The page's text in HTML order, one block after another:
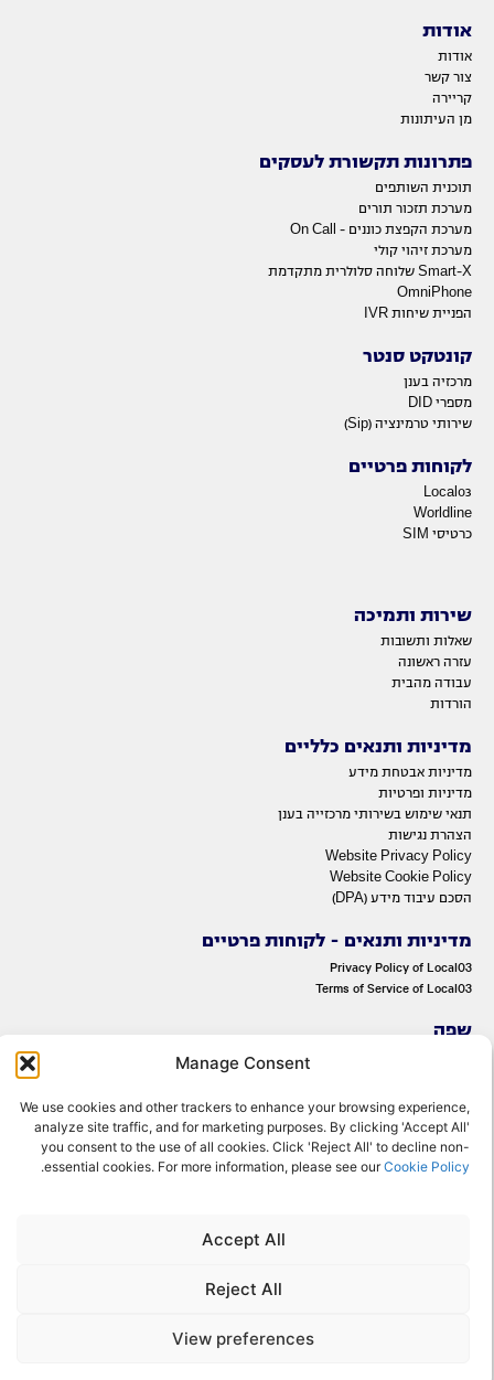
Manage Consent
We use cookies and other trackers to enhance your browsing experience,
analyze site traffic, and for marketing purposes. By clicking 'Accept All'
you consent to the use of all cookies. Click 'Reject All' to decline non-
essential cookies. For more information, please see ourCookie Policy
.
Accept All
Reject All
View preferences
אודות
אודות
צור קשר
קריירה
מן העיתונות
פתרונות תקשורת לעסקים
תוכנית השותפים
מערכת תזכור תורים
מערכת הקפצת כוננים - On Call
מערכת זיהוי קולי
Smart-X שלוחה סלולרית מתקדמת
OmniPhone
הפניית שיחות IVR
קונטקט סנטר
מרכזיה בענן
מספרי DID
שירותי טרמינציה (Sip)
לקוחות פרטיים
Local03
Worldline
כרטיסי SIM
שירות ותמיכה
שאלות ותשובות
עזרה ראשונה
עבודה מהבית
הורדות
מדיניות ותנאים כלליים
מדיניות אבטחת מידע
מדיניות ופרטיות
תנאי שימוש בשירותי מרכזייה בענן
הצהרת נגישות
Website Privacy Policy
Website Cookie Policy
הסכם עיבוד מידע (DPA)
מדיניות ותנאים - לקוחות פרטיים
Privacy Policy of Local03
Terms of Service of Local03
שפה